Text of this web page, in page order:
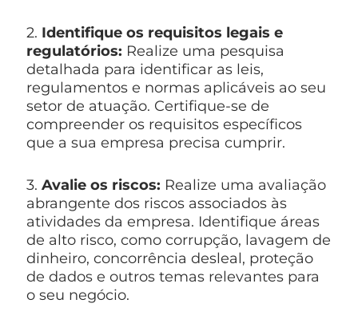
2. Identifique os requisitos legais e
regulatórios: Realize uma pesquisa
detalhada para identificar as leis,
regulamentos e normas aplicáveis ao seu
setor de atuação. Certifique-se de
compreender os requisitos específicos
que a sua empresa precisa cumprir.
3. Avalie os riscos: Realize uma avaliação
abrangente dos riscos associados às
atividades da empresa. Identifique áreas
de alto risco, como corrupção, lavagem de
dinheiro, concorrência desleal, proteção
de dados e outros temas relevantes para
o seu negócio.